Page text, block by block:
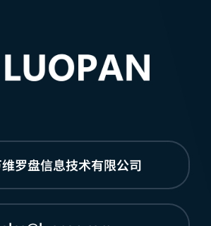
罗盘信息技术有限公司